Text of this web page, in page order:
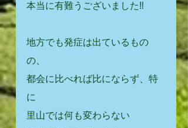
本当に有難うございました‼️
地方でも発症は出ているもの
の、
都会に比べれば比にならず、特
に
里山では何も変わらない